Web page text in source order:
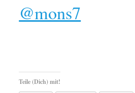
@mons7
Teile (Dich) mit!